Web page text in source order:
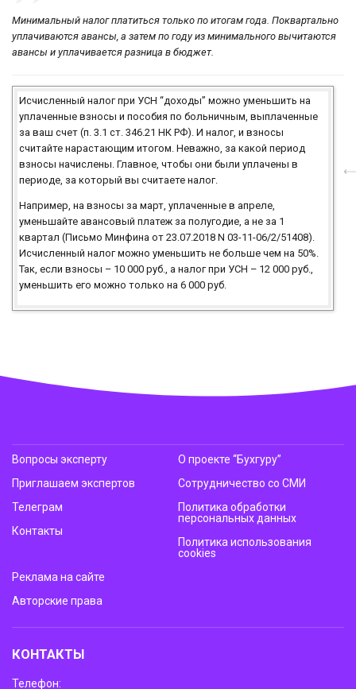
Минимальный налог платиться только по итогам года. Поквартально
уплачиваются авансы, а затем по году из минимального вычитаются
авансы и уплачивается разница в бюджет.
Исчисленный налог при УСН “доходы” можно уменьшить на
уплаченные взносы и пособия по больничным, выплаченные
за ваш счет (п. 3.1 ст. 346.21 НК РФ). И налог, и взносы
считайте нарастающим итогом. Неважно, за какой период
взносы начислены. Главное, чтобы они были уплачены в
периоде, за который вы считаете налог.
Например, на взносы за март, уплаченные в апреле,
уменьшайте авансовый платеж за полугодие, а не за 1
квартал (Письмо Минфина от 23.07.2018 N 03-11-06/2/51408).
Исчисленный налог можно уменьшить не больше чем на 50%.
Так, если взносы – 10 000 руб., а налог при УСН – 12 000 руб.,
уменьшить его можно только на 6 000 руб.
Вопросы эксперту
Приглашаем экспертов
Телеграм
Контакты
О проекте “Бухгуру”
Сотрудничество со СМИ
Политика обработки
персональных данных
Политика использования
cookies
Реклама на сайте
Авторские права
КОНТАКТЫ
Телефон: